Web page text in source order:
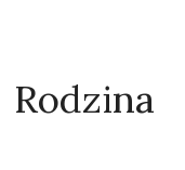
Rodzina